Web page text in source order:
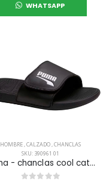
WHATSAPP
HOMBRE,CALZADO,CHANCLAS
SKU: 390961 01
puma - chanclas cool cat 2.0 v fs para hombre